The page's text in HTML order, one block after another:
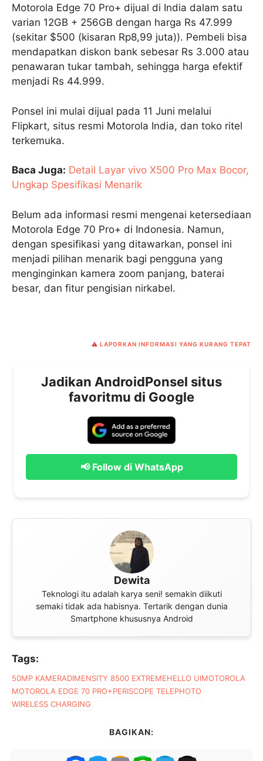
Motorola Edge 70 Pro+ dijual di India dalam satu
varian 12GB + 256GB dengan harga Rs 47.999
(sekitar $500 (kisaran Rp8,99 juta)). Pembeli bisa
mendapatkan diskon bank sebesar Rs 3.000 atau
penawaran tukar tambah, sehingga harga efektif
menjadi Rs 44.999.
Ponsel ini mulai dijual pada 11 Juni melalui
Flipkart, situs resmi Motorola India, dan toko ritel
terkemuka.
Baca Juga: Detail Layar vivo X500 Pro Max Bocor,
Ungkap Spesifikasi Menarik
Belum ada informasi resmi mengenai ketersediaan
Motorola Edge 70 Pro+ di Indonesia. Namun,
dengan spesifikasi yang ditawarkan, ponsel ini
menjadi pilihan menarik bagi pengguna yang
menginginkan kamera zoom panjang, baterai
besar, dan fitur pengisian nirkabel.
⚠️ LAPORKAN INFORMASI YANG KURANG TEPAT
Jadikan AndroidPonsel situs
favoritmu di Google
📢 Follow di WhatsApp
Dewita
Teknologi itu adalah karya seni! semakin diikuti
semaki tidak ada habisnya. Tertarik dengan dunia
Smartphone khususnya Android
Tags:
50MP KAMERADIMENSITY 8500 EXTREMEHELLO UIMOTOROLA
MOTOROLA EDGE 70 PRO+PERISCOPE TELEPHOTO
WIRELESS CHARGING
BAGIKAN: